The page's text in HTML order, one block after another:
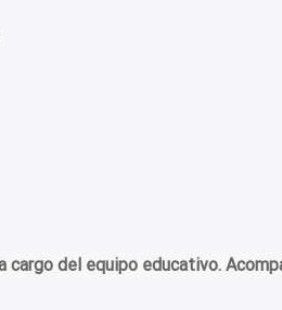
cargo del equipo educativo.